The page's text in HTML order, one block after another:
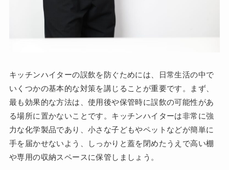
キッチンハイターの誤飲を防ぐためには、日常生活の中で
いくつかの基本的な対策を講じることが重要です。まず、
最も効果的な方法は、使用後や保管時に誤飲の可能性があ
る場所に置かないことです。キッチンハイターは非常に強
力な化学製品であり、小さな子どもやペットなどが簡単に
手を届かせないよう、しっかりと蓋を閉めたうえで高い棚
や専用の収納スペースに保管しましょう。